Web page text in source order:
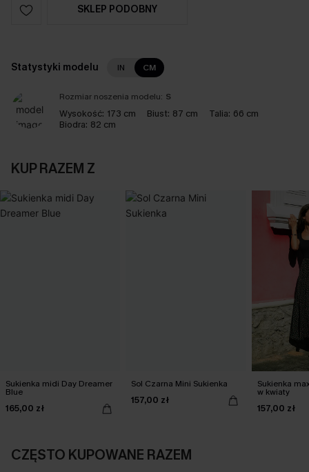
SKLEP PODOBNY
Statystyki modelu IN CM
Rozmiar noszenia modelu: S
Wysokość: 173 cm Biust: 87 cm Talia: 66 cm
Biodra: 82 cm
KUP RAZEM Z
Sukienka midi Day Dreamer
Blue
165,00 zł
Sol Czarna Mini Sukienka
157,00 zł
Sukienka
w kwiaty
157,00 zł
CZĘSTO KUPOWANE RAZEM